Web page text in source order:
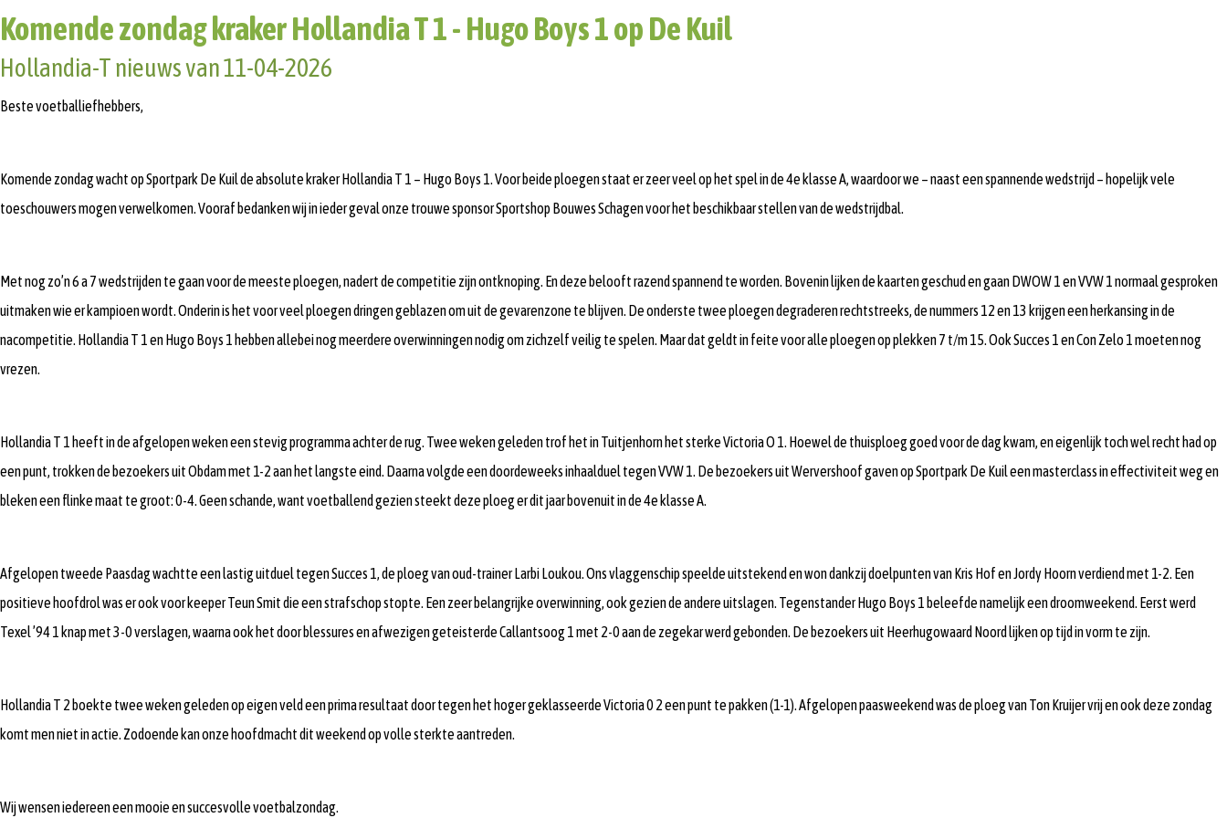
Komende zondag kraker Hollandia T 1 - Hugo Boys 1 op De Kuil
Hollandia-T nieuws van 11-04-2026
Beste voetballiefhebbers,
Komende zondag wacht op Sportpark De Kuil de absolute kraker Hollandia T 1 – Hugo Boys 1. Voor beide ploegen staat er zeer veel op het spel in de 4e klasse A, waardoor we – naast een spannende wedstrijd – hopelijk vele
toeschouwers mogen verwelkomen. Vooraf bedanken wij in ieder geval onze trouwe sponsor Sportshop Bouwes Schagen voor het beschikbaar stellen van de wedstrijdbal.
Met nog zo’n 6 a 7 wedstrijden te gaan voor de meeste ploegen, nadert de competitie zijn ontknoping. En deze belooft razend spannend te worden. Bovenin lijken de kaarten geschud en gaan DWOW 1 en VVW 1 normaal gesproken
uitmaken wie er kampioen wordt. Onderin is het voor veel ploegen dringen geblazen om uit de gevarenzone te blijven. De onderste twee ploegen degraderen rechtstreeks, de nummers 12 en 13 krijgen een herkansing in de
nacompetitie. Hollandia T 1 en Hugo Boys 1 hebben allebei nog meerdere overwinningen nodig om zichzelf veilig te spelen. Maar dat geldt in feite voor alle ploegen op plekken 7 t/m 15. Ook Succes 1 en Con Zelo 1 moeten nog
vrezen.
Hollandia T 1 heeft in de afgelopen weken een stevig programma achter de rug. Twee weken geleden trof het in Tuitjenhorn het sterke Victoria O 1. Hoewel de thuisploeg goed voor de dag kwam, en eigenlijk toch wel recht had op
een punt, trokken de bezoekers uit Obdam met 1-2 aan het langste eind. Daarna volgde een doordeweeks inhaalduel tegen VVW 1. De bezoekers uit Wervershoof gaven op Sportpark De Kuil een masterclass in effectiviteit weg en
bleken een flinke maat te groot: 0-4. Geen schande, want voetballend gezien steekt deze ploeg er dit jaar bovenuit in de 4e klasse A.
Afgelopen tweede Paasdag wachtte een lastig uitduel tegen Succes 1, de ploeg van oud-trainer Larbi Loukou. Ons vlaggenschip speelde uitstekend en won dankzij doelpunten van Kris Hof en Jordy Hoorn verdiend met 1-2. Een
positieve hoofdrol was er ook voor keeper Teun Smit die een strafschop stopte. Een zeer belangrijke overwinning, ook gezien de andere uitslagen. Tegenstander Hugo Boys 1 beleefde namelijk een droomweekend. Eerst werd
Texel ’94 1 knap met 3-0 verslagen, waarna ook het door blessures en afwezigen geteisterde Callantsoog 1 met 2-0 aan de zegekar werd gebonden. De bezoekers uit Heerhugowaard Noord lijken op tijd in vorm te zijn.
Hollandia T 2 boekte twee weken geleden op eigen veld een prima resultaat door tegen het hoger geklasseerde Victoria 0 2 een punt te pakken (1-1). Afgelopen paasweekend was de ploeg van Ton Kruijer vrij en ook deze zondag
komt men niet in actie. Zodoende kan onze hoofdmacht dit weekend op volle sterkte aantreden.
Wij wensen iedereen een mooie en succesvolle voetbalzondag.